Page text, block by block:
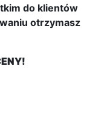
do klientów
otrzymasz